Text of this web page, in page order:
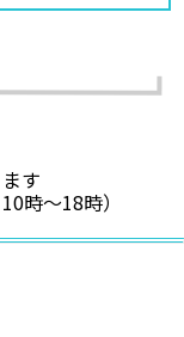
す
時〜18時）